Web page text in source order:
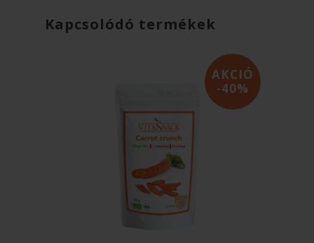
Kapcsolódó termékek
AKCIÓ
-40%